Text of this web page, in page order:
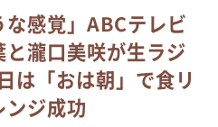
・・
な感覚」ABCテレビ
瀧口美咲が生ラジ
は「おは朝」で食リ
ジ成功